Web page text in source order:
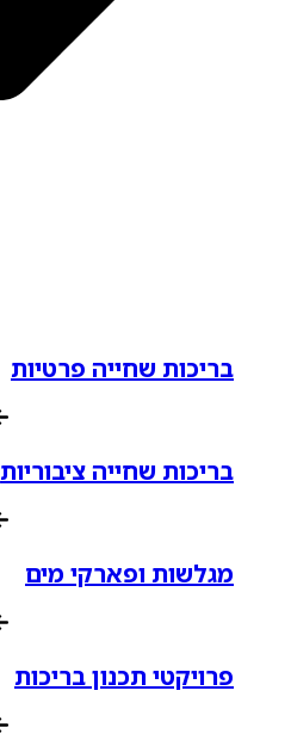
בריכות שחייה פרטיות
בריכות שחייה ציבוריות
מגלשות ופארקי מים
פרויקטי תכנון בריכות